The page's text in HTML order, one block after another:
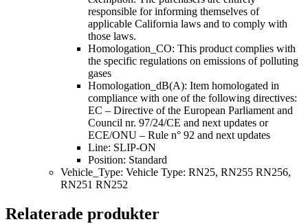
responsible for informing themselves of
applicable California laws and to comply with
those laws.
Homologation_CO: This product complies with
the specific regulations on emissions of polluting
gases
Homologation_dB(A): Item homologated in
compliance with one of the following directives:
EC – Directive of the European Parliament and
Council nr. 97/24/CE and next updates or
ECE/ONU – Rule n° 92 and next updates
Line: SLIP-ON
Position: Standard
Vehicle_Type: Vehicle Type: RN25, RN255 RN256,
RN251 RN252
Relaterade produkter